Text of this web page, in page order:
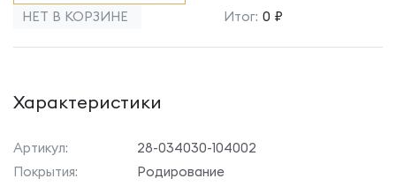
НЕТ В КОРЗИНЕ Итог: 0 ₽
Характеристики
Артикул:
28-034030-104002
Покрытия:
Родирование